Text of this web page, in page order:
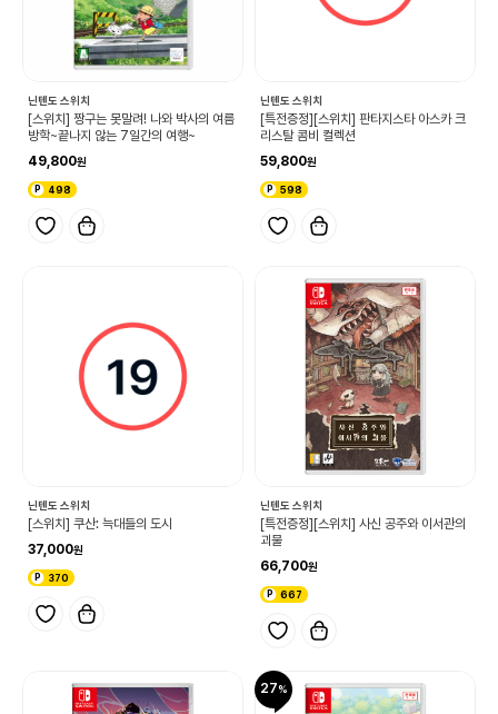
닌텐도 스위치
[스위치] 짱구는 못말려! 나와 박사의 여름
방학~끝나지 않는 7일간의 여행~
49,800
498
닌텐도 스위치
[특전증정][스위치] 판타지스타 아스카 크
리스탈 콤비 컬렉션
59,800
598
닌텐도 스위치
[스위치] 쿠산: 늑대들의 도시
37,000
370
닌텐도 스위치
[특전증정][스위치] 사신 공주와 이서관의
괴물
66,700
667
27